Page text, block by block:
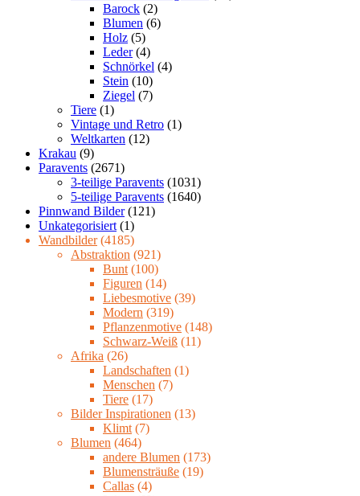
Barock (2)
Blumen (6)
Holz (5)
Leder (4)
Schnörkel (4)
Stein (10)
Ziegel (7)
Tiere (1)
Vintage und Retro (1)
Weltkarten (12)
Krakau (9)
Paravents (2671)
3-teilige Paravents (1031)
5-teilige Paravents (1640)
Pinnwand Bilder (121)
Unkategorisiert (1)
Wandbilder (4185)
Abstraktion (921)
Bunt (100)
Figuren (14)
Liebesmotive (39)
Modern (319)
Pflanzenmotive (148)
Schwarz-Weiß (11)
Afrika (26)
Landschaften (1)
Menschen (7)
Tiere (17)
Bilder Inspirationen (13)
Klimt (7)
Blumen (464)
andere Blumen (173)
Blumensträuße (19)
Callas (4)